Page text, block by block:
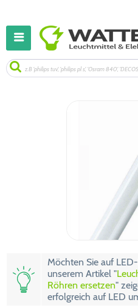
Möchten Sie auf
unserem Artikel "
Röhren ersetzen"
erfolgreich auf LED